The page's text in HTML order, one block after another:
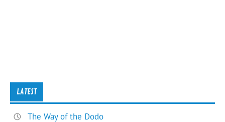
LATEST
The Way of the Dodo